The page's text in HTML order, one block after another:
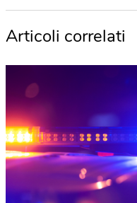
Articoli correlati